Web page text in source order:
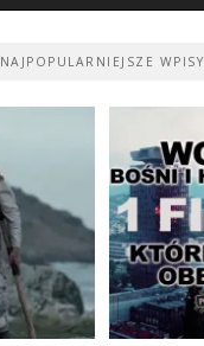
NAJPOPULARNIEJSZE WPISY